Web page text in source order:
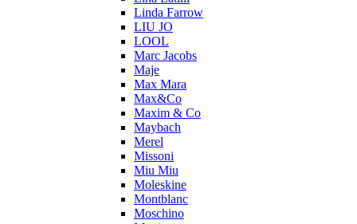
Linda Farrow
LIU JO
LOOL
Marc Jacobs
Maje
Max Mara
Max&Co
Maxim & Co
Maybach
Merel
Missoni
Miu Miu
Moleskine
Montblanc
Moschino